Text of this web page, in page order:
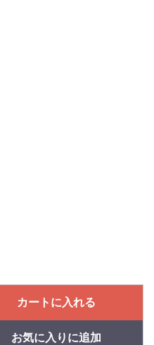
カートに入れる
お気に入りに追加